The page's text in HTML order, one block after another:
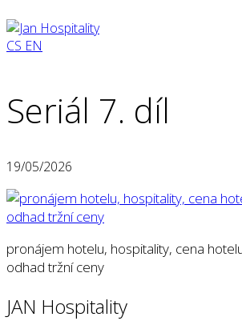
CS EN
Seriál 7. díl
19/05/2026
pronájem hotelu, hospitality, cena
odhad tržní ceny
JAN Hospitality